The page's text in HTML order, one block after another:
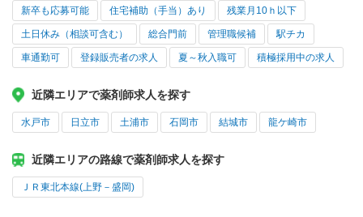
新卒も応募可能 住宅補助（手当）あり 残業月10ｈ以下
土日休み（相談可含む） 総合門前 管理職候補 駅チカ
車通勤可 登録販売者の求人 夏～秋入職可 積極採用中の求人
近隣エリアで薬剤師求人を探す
水戸市 日立市 土浦市 石岡市 結城市 龍ケ崎市
近隣エリアの路線で薬剤師求人を探す
ＪＲ東北本線(上野－盛岡)